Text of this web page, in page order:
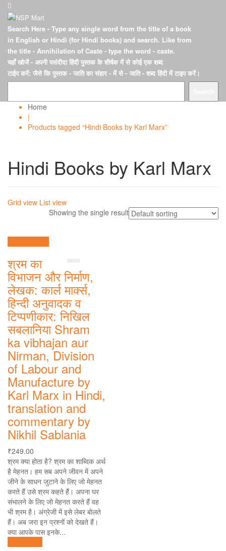
Search Here - Type any single word from the title of a book
in English or Hindi (for Hindi books) and search. Like from
the title - Annihilation of Caste - type the word - caste.
यहाँ खोजें- अपनी पसंदीदा हिंदी पुस्तक के शीर्षक में से कोई एक शब्द
टाईप करें: जैसे कि पुस्तक - जाति का संहार - में से - जाति - शब्द हिंदी में टाइप करें।
Home
|
Products tagged “Hindi Books by Karl Marx”
Hindi Books by Karl Marx
Grid view List view
Showing the single result
0
out
5
श्रम का
विभाजन और निर्माण,
लेखक: कार्ल मार्क्स,
हिन्दी अनुवादक व
टिप्पणीकार: निखिल
सबलानिया Shram
ka vibhajan aur
Nirman, Division
of Labour and
Manufacture by
Karl Marx in Hindi,
translation and
commentary by
Nikhil Sablania
₹249.00
श्रम क्या होता है? श्रम का शाब्दिक अर्थ
है मेहनत। हम सब अपने जीवन में अपने
जीने के साधन जुटाने के लिए जो मेहनत
करते हैं उसे श्रम कहते हैं। अपना घर
संभालने के लिए जो मेहनत करते हैं वह
भी श्रम है। अंग्रेजी में इसे लेबर बोलते
हैं। अब जरा इन प्रश्नों को देखते हैं।
क्या आपके पास इनके...